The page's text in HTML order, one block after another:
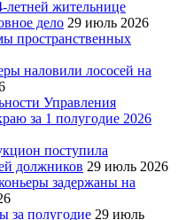
летней жительнице
дело 29 июль 2026
пространственных
наловили лососей на
Управления
за 1 полугодие 2026
поступила
должников 29 июль 2026
задержаны на
за полугодие 29 июль